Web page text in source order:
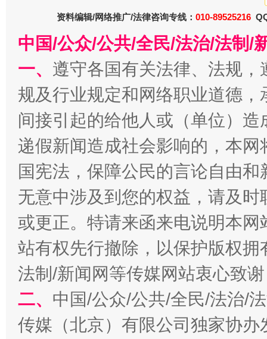
千年窑火 生生不息 一
资料编辑/网络推广/法律咨询专线： 010-89525216
中国/公众/公共/全民/法治/法制/
一、 遵守各国有关法律、法规
规及行业规定和网络职业道德
间接引起的给他人或（单位）
递假新闻造成社会影响的，本
国宪法，保障公民的言论自由
无意中涉及到您的权益，请及
或更正。特请来函来电说明本
站有权先行撤除，以保护版权
法制/新闻网等传媒网站衷心致
二、 中国/公众/公共/全民/法治/
传媒（北京）有限公司独家协